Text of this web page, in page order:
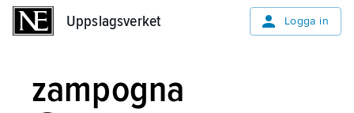
Uppslagsverket Logga in
zampogna